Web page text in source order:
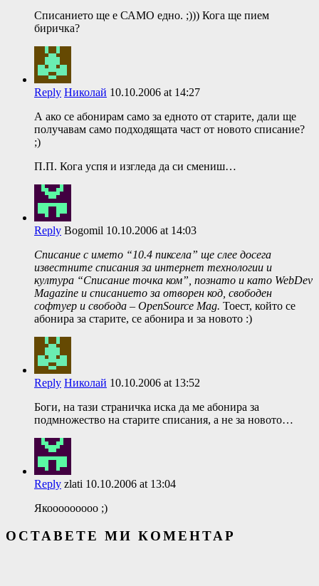
Списанието ще е САМО едно. ;))) Кога ще пием
биричка?
Reply Николай 10.10.2006 at 14:27
А ако се абонирам само за едното от старите, дали ще
получавам само подходящата част от новото списание?
;)
П.П. Кога успя и изгледа да си смениш…
Reply Bogomil 10.10.2006 at 14:03
Списание с името “10.4 пиксела” ще слее досега
известните списания за интернет технологии и
култура “Списание точка ком”, познато и като WebDev
Magazine и списанието за отворен код, свободен
софтуер и свобода – ОpenSource Mag. Тоест, който се
абонира за старите, се абонира и за новото :)
Reply Николай 10.10.2006 at 13:52
Боги, на тази страничка иска да ме абонира за
подмножество на старите списания, а не за новото…
Reply zlati 10.10.2006 at 13:04
Якооооооооо ;)
ОСТАВЕТЕ МИ КОМЕНТАР